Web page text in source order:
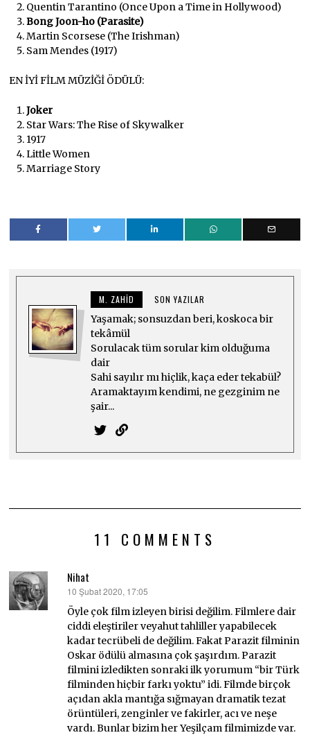
Quentin Tarantino (Once Upon a Time in Hollywood)
Bong Joon-ho (Parasite)
Martin Scorsese (The Irishman)
Sam Mendes (1917)
EN İYİ FİLM MÜZİĞİ ÖDÜLÜ:
Joker
Star Wars: The Rise of Skywalker
1917
Little Women
Marriage Story
M. ZAHID SON YAZILAR
Yaşamak; sonsuzdan beri, koskoca bir
tekâmül
Sorulacak tüm sorular kim olduğuma
dair
Sahi sayılır mı hiçlik, kaça eder tekabül?
Aramaktayım kendimi, ne gezginim ne
şair...
11 COMMENTS
Nihat
dedi
ki:
10 Şubat 2020, 17:05
Öyle çok film izleyen birisi değilim. Filmlere dair
ciddi eleştiriler veyahut tahliller yapabilecek
kadar tecrübeli de değilim. Fakat Parazit filminin
Oskar ödülü almasına çok şaşırdım. Parazit
filmini izledikten sonraki ilk yorumum “bir Türk
filminden hiçbir farkı yoktu” idi. Filmde birçok
açıdan akla mantığa sığmayan dramatik tezat
örüntüleri, zenginler ve fakirler, acı ve neşe
vardı. Bunlar bizim her Yeşilçam filmimizde var.